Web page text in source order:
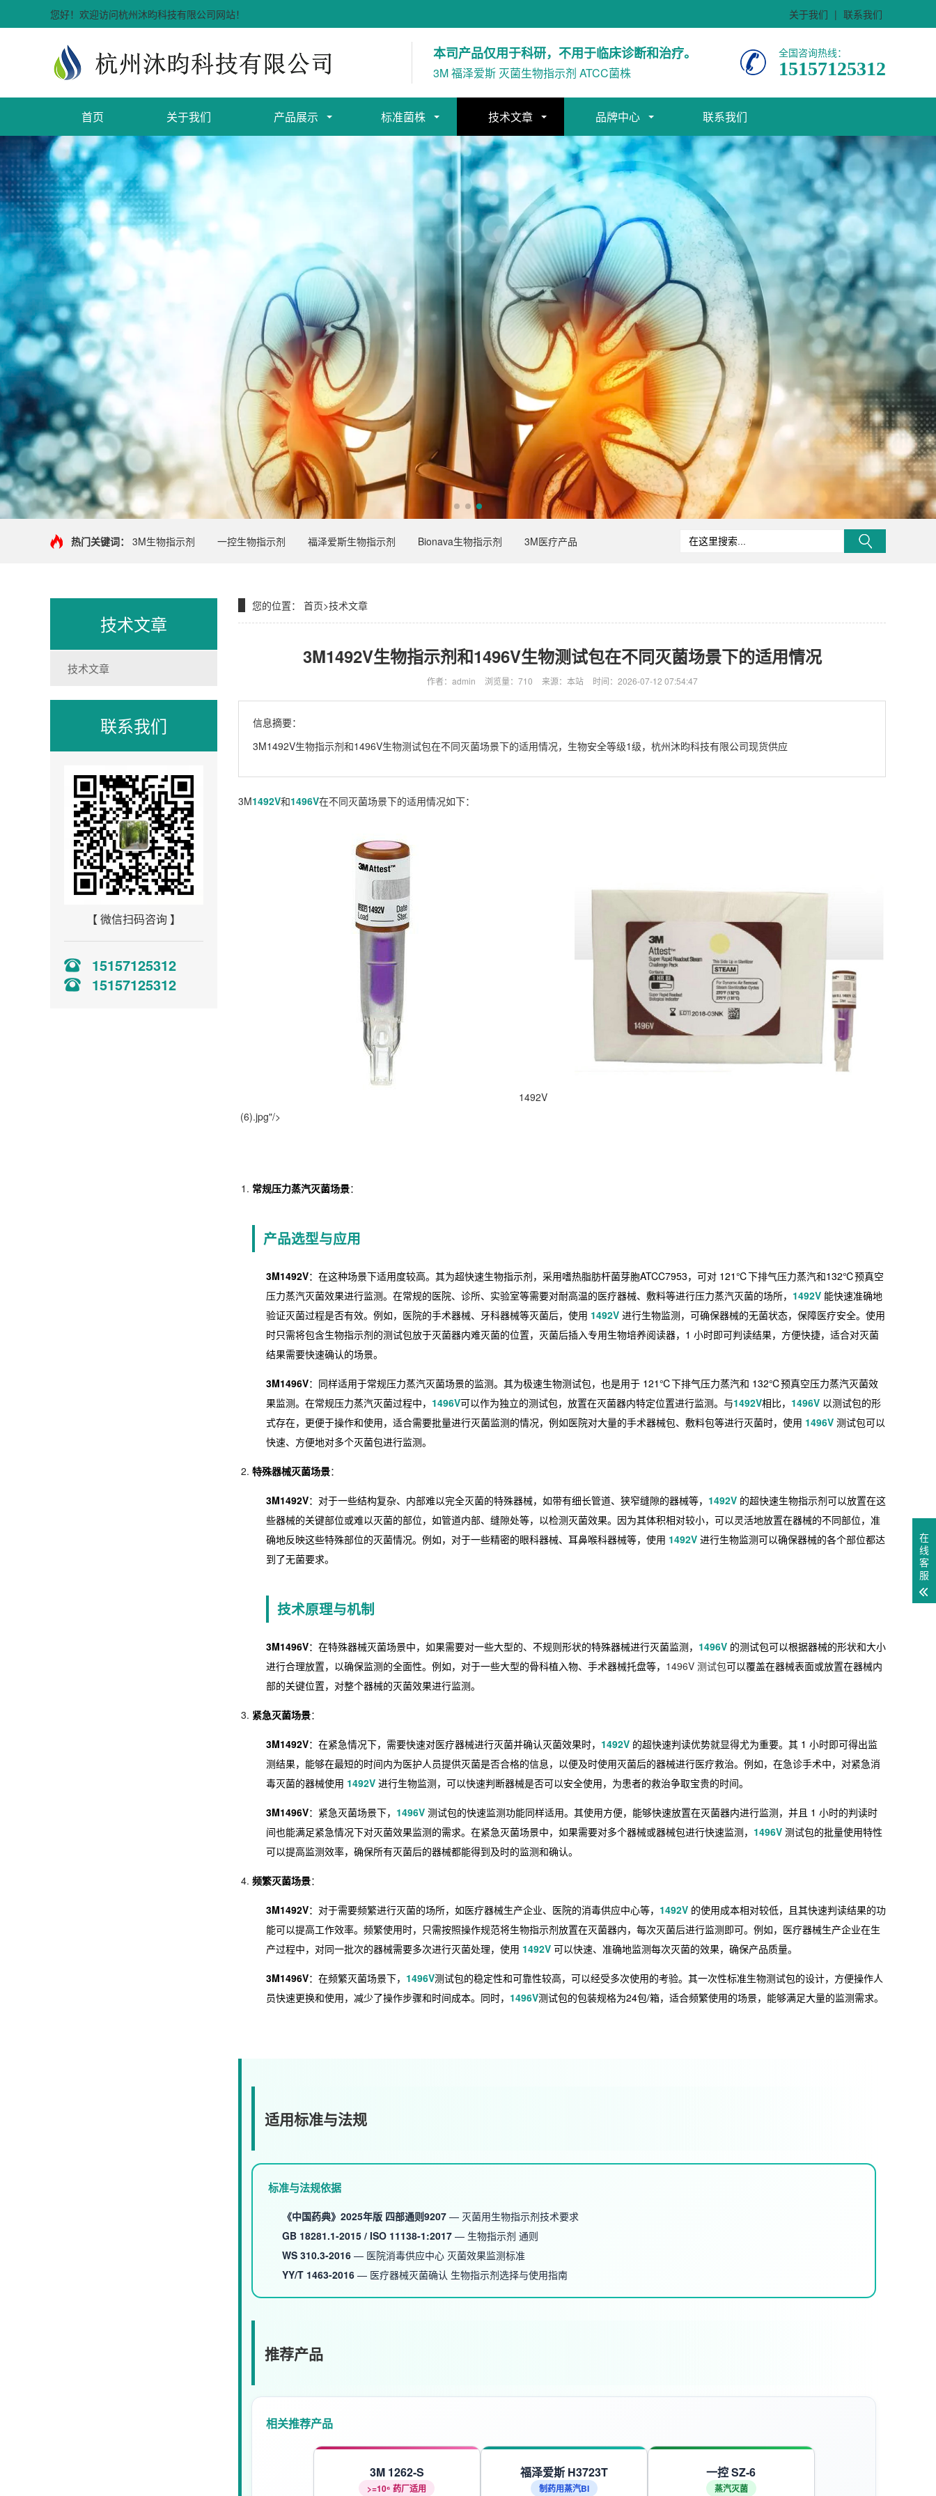
您好！欢迎访问杭州沐昀科技有限公司网站！ 关于我们 | 联系我们
本司产品仅用于科研，不用于临床诊断和治疗。
3M 福泽爱斯 灭菌生物指示剂 ATCC菌株
全国咨询热线：
15157125312
首页 关于我们 产品展示 标准菌株 技术文章 品牌中心 联系我们
热门关键词： 3M生物指示剂 一控生物指示剂 福泽爱斯生物指示剂 Bionava生物指示剂 3M医疗产品
技术文章
技术文章
联系我们
【 微信扫码咨询 】
15157125312
15157125312
您的位置： 首页>技术文章
3M1492V生物指示剂和1496V生物测试包在不同灭菌场景下的适用情况
作者：admin 浏览量：710 来源：本站 时间：2026-07-12 07:54:47
信息摘要：
3M1492V生物指示剂和1496V生物测试包在不同灭菌场景下的适用情况，生物安全等级1级，杭州沐昀科技有限公司现货供应
3M1492V和1496V在不同灭菌场景下的适用情况如下：
1492V
(6).jpg"/>
常规压力蒸汽灭菌场景：
产品选型与应用
3M1492V：在这种场景下适用度较高。其为超快速生物指示剂，采用嗜热脂肪杆菌芽胞ATCC7953，可对 121℃下排气压力蒸汽和132℃预真空
压力蒸汽灭菌效果进行监测。在常规的医院、诊所、实验室等需要对耐高温的医疗器械、敷料等进行压力蒸汽灭菌的场所， 1492V 能快速准确地
验证灭菌过程是否有效。例如，医院的手术器械、牙科器械等灭菌后，使用 1492V 进行生物监测，可确保器械的无菌状态，保障医疗安全。使用
时只需将包含生物指示剂的测试包放于灭菌器内难灭菌的位置，灭菌后插入专用生物培养阅读器，1 小时即可判读结果，方便快捷，适合对灭菌
结果需要快速确认的场景。
3M1496V：同样适用于常规压力蒸汽灭菌场景的监测。其为极速生物测试包，也是用于 121℃下排气压力蒸汽和 132℃预真空压力蒸汽灭菌效
果监测。在常规压力蒸汽灭菌过程中， 1496V可以作为独立的测试包，放置在灭菌器内特定位置进行监测。与1492V相比， 1496V 以测试包的形
式存在，更便于操作和使用，适合需要批量进行灭菌监测的情况，例如医院对大量的手术器械包、敷料包等进行灭菌时，使用 1496V 测试包可以
快速、方便地对多个灭菌包进行监测。
特殊器械灭菌场景：
3M1492V：对于一些结构复杂、内部难以完全灭菌的特殊器械，如带有细长管道、狭窄缝隙的器械等， 1492V 的超快速生物指示剂可以放置在这
些器械的关键部位或难以灭菌的部位，如管道内部、缝隙处等，以检测灭菌效果。因为其体积相对较小，可以灵活地放置在器械的不同部位，准
确地反映这些特殊部位的灭菌情况。例如，对于一些精密的眼科器械、耳鼻喉科器械等，使用 1492V 进行生物监测可以确保器械的各个部位都达
到了无菌要求。
技术原理与机制
3M1496V：在特殊器械灭菌场景中，如果需要对一些大型的、不规则形状的特殊器械进行灭菌监测， 1496V 的测试包可以根据器械的形状和大小
进行合理放置，以确保监测的全面性。例如，对于一些大型的骨科植入物、手术器械托盘等， 1496V 测试包可以覆盖在器械表面或放置在器械内
部的关键位置，对整个器械的灭菌效果进行监测。
紧急灭菌场景：
3M1492V：在紧急情况下，需要快速对医疗器械进行灭菌并确认灭菌效果时， 1492V 的超快速判读优势就显得尤为重要。其 1 小时即可得出监
测结果，能够在最短的时间内为医护人员提供灭菌是否合格的信息，以便及时使用灭菌后的器械进行医疗救治。例如，在急诊手术中，对紧急消
毒灭菌的器械使用 1492V 进行生物监测，可以快速判断器械是否可以安全使用，为患者的救治争取宝贵的时间。
3M1496V：紧急灭菌场景下， 1496V 测试包的快速监测功能同样适用。其使用方便，能够快速放置在灭菌器内进行监测，并且 1 小时的判读时
间也能满足紧急情况下对灭菌效果监测的需求。在紧急灭菌场景中，如果需要对多个器械或器械包进行快速监测， 1496V 测试包的批量使用特性
可以提高监测效率，确保所有灭菌后的器械都能得到及时的监测和确认。
频繁灭菌场景：
3M1492V：对于需要频繁进行灭菌的场所，如医疗器械生产企业、医院的消毒供应中心等， 1492V 的使用成本相对较低，且其快速判读结果的功
能可以提高工作效率。频繁使用时，只需按照操作规范将生物指示剂放置在灭菌器内，每次灭菌后进行监测即可。例如，医疗器械生产企业在生
产过程中，对同一批次的器械需要多次进行灭菌处理，使用 1492V 可以快速、准确地监测每次灭菌的效果，确保产品质量。
3M1496V：在频繁灭菌场景下， 1496V测试包的稳定性和可靠性较高，可以经受多次使用的考验。其一次性标准生物测试包的设计，方便操作人
员快速更换和使用，减少了操作步骤和时间成本。同时， 1496V测试包的包装规格为24包/箱，适合频繁使用的场景，能够满足大量的监测需求。
适用标准与法规
标准与法规依据
《中国药典》2025年版 四部通则9207 — 灭菌用生物指示剂技术要求
GB 18281.1-2015 / ISO 11138-1:2017 — 生物指示剂 通则
WS 310.3-2016 — 医院消毒供应中心 灭菌效果监测标准
YY/T 1463-2016 — 医疗器械灭菌确认 生物指示剂选择与使用指南
推荐产品
相关推荐产品
3M 1262-S
>=10⁶ 药厂适用
福泽爱斯 H3723T
制药用蒸汽BI
一控 SZ-6
蒸汽灭菌
在
线
客
服